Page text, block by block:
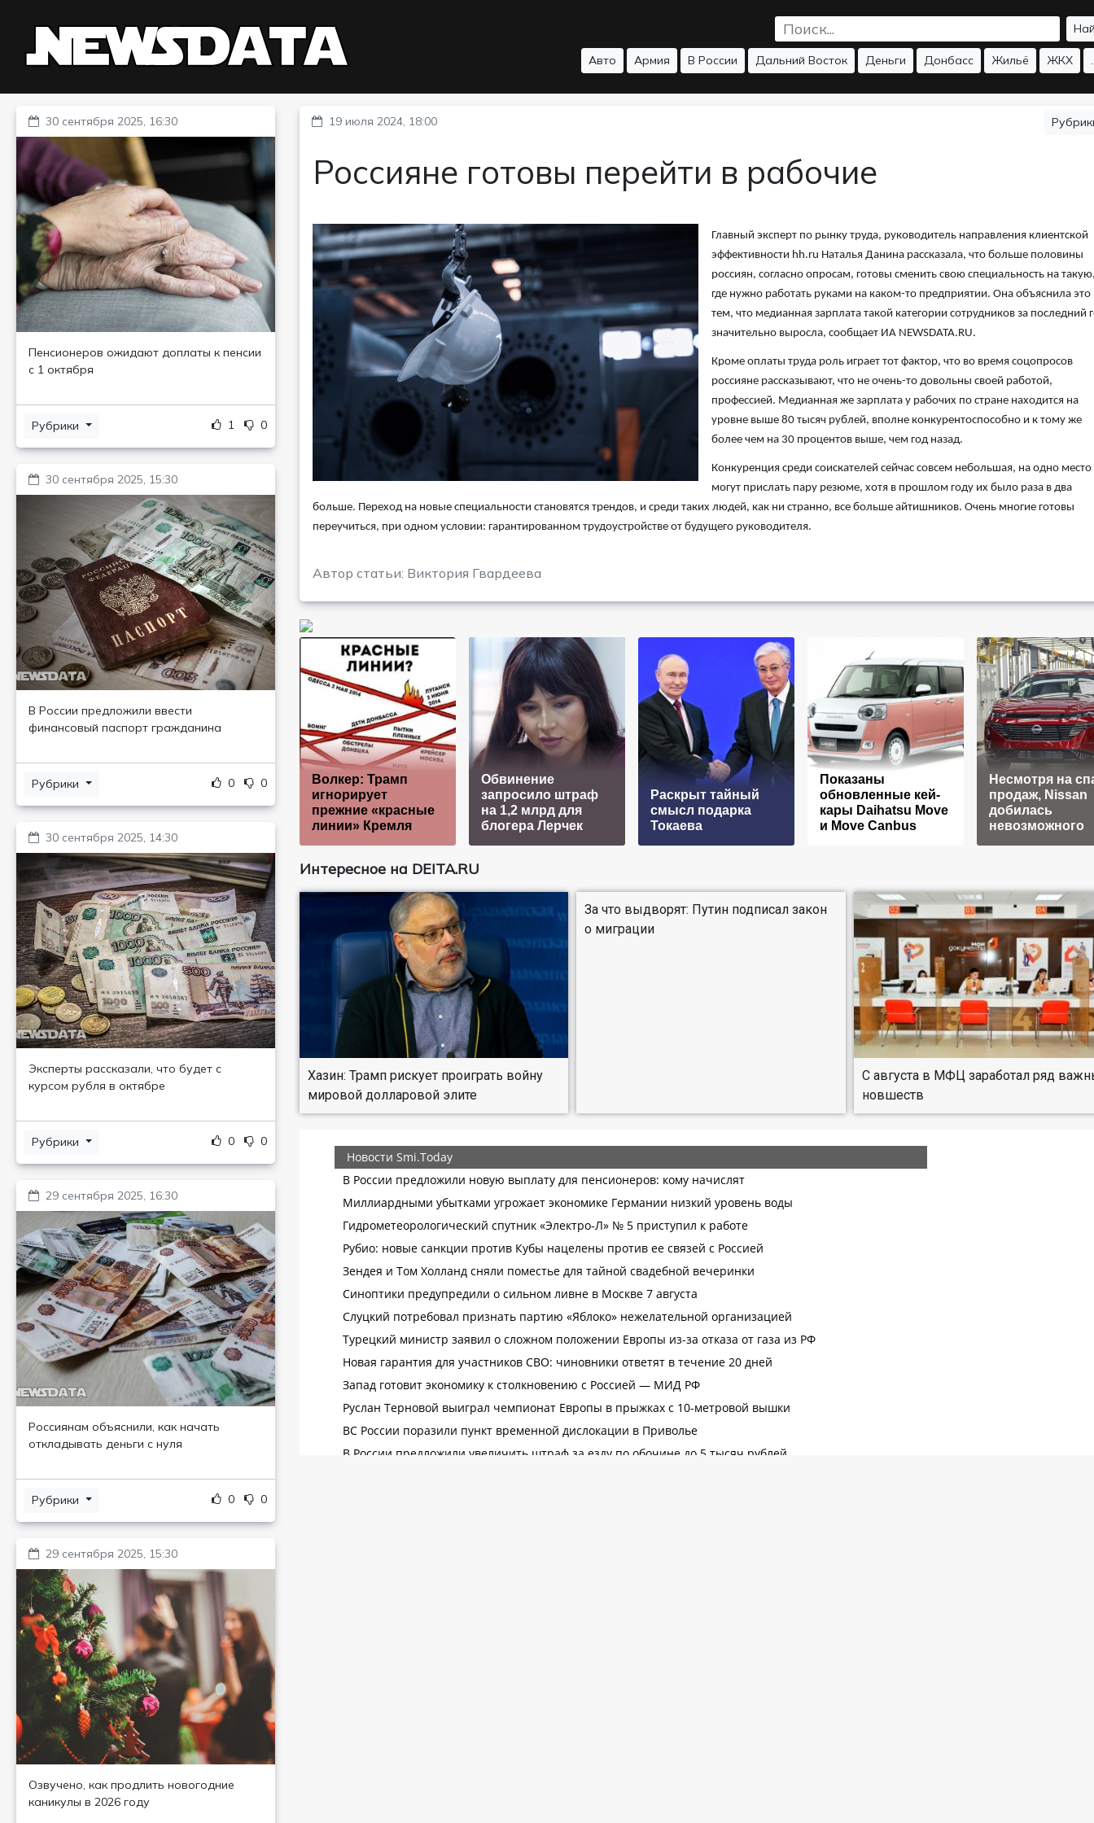
Авто Армия В России Дальний Восток Деньги Донбасс Жильё ЖКХ
30 сентября 2025, 16:30
Пенсионеров ожидают доплаты к пенсии
с 1 октября
Рубрики 1 0
30 сентября 2025, 15:30
В России предложили ввести
финансовый паспорт гражданина
Рубрики 0 0
30 сентября 2025, 14:30
Эксперты рассказали, что будет с
курсом рубля в октябре
Рубрики 0 0
29 сентября 2025, 16:30
Россиянам объяснили, как начать
откладывать деньги с нуля
Рубрики 0 0
29 сентября 2025, 15:30
Озвучено, как продлить новогодние
каникулы в 2026 году
19 июля 2024, 18:00
Россияне готовы перейти в рабочие
Главный эксперт по рынку труда, руководитель направления клиентской
эффективности hh.ru Наталья Данина рассказала, что больше половины
россиян, согласно опросам, готовы сменить свою специальность на
где нужно работать руками на каком-то предприятии. Она объяснила это
тем, что медианная зарплата такой категории сотрудников за последний
значительно выросла, сообщает ИА NEWSDATA.RU.
Кроме оплаты труда роль играет тот фактор, что во время соцопросов
россияне рассказывают, что не очень-то довольны своей работой,
профессией. Медианная же зарплата у рабочих по стране находится на
уровне выше 80 тысяч рублей, вполне конкурентоспособно и к тому же
более чем на 30 процентов выше, чем год назад.
Конкуренция среди соискателей сейчас совсем небольшая, на одно место
могут прислать пару резюме, хотя в прошлом году их было раза в два
больше. Переход на новые специальности становятся трендов, и среди таких людей, как ни странно, все больше айтишников. Очень многие готовы
переучиться, при одном условии: гарантированном трудоустройстве от будущего руководителя.
Автор статьи: Виктория Гвардеева
Волкер: Трамп
игнорирует
прежние «красные
линии» Кремля
Обвинение
запросило штраф
на 1,2 млрд для
блогера Лерчек
Раскрыт тайный
смысл подарка
Токаева
Показаны
обновленные кей-
кары Daihatsu Move
и Move Canbus
Несмотря на
продаж, Nissan
добилась
невозможного
Интересное на DEITA.RU
Хазин: Трамп рискует проиграть войну
мировой долларовой элите
За что выдворят: Путин подписал закон
о миграции
С августа в МФЦ заработал ряд
новшеств